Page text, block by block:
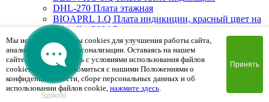
DHL-270 Плата этажная
BIOAPRL 1.Q Плата индикиции, красный цвет на
Schindler 300AP
Вызывная панель LOP GS 300 PG-2BSF (Вверх/
Вниз), белый, врезной
MAD1.Q Плата индикации
Вызывная панель PSF8524CLOP.2 (пожарная
мет.кнопки) 85х240х2mm
FHS0DWF Плата вызывной панели сегментная
Мы используем файлы cookies для улучшения работы сайта,
анализа трафика и персонализации. Оставаясь на нашем
сайте, вы соглашаетесь с условиями использования файлов
cookies. Чтобы ознакомиться с нашими Положениями о
конфиденциальности, сборе персональных данных и об
использовании файлов cookie, нажмите здесь.
Принять